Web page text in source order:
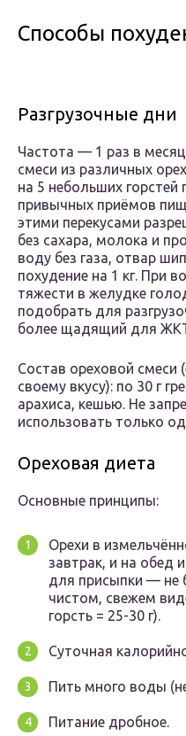
Способы
Разгрузочные дни
Частота — 1 раз в
смеси из различных
на 5 небольших горстей
привычных приёмов
этими перекусами
без сахара, молока и
воду без газа, отвар
похудение на 1 кг. При
тяжести в желудке
подобрать для
более щадящий для
Состав ореховой смеси
своему вкусу): по 30 г
арахиса, кешью. Не
использовать только
Ореховая диета
Основные принципы:
Орехи в
завтрак, и на обед
для присыпки — не
чистом, свежем
горсть = 25-30 г).
Суточная
Пить много воды
Питание дробное.